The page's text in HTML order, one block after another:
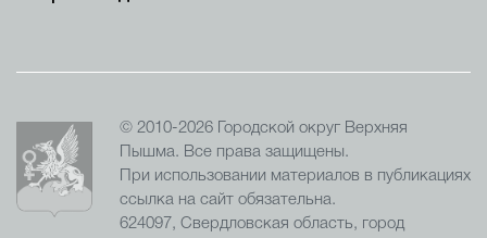
© 2010-2026 Городской округ Верхняя
Пышма. Все права защищены.
При использовании материалов в публикациях
ссылка на сайт обязательна.
624097, Свердловская область, город